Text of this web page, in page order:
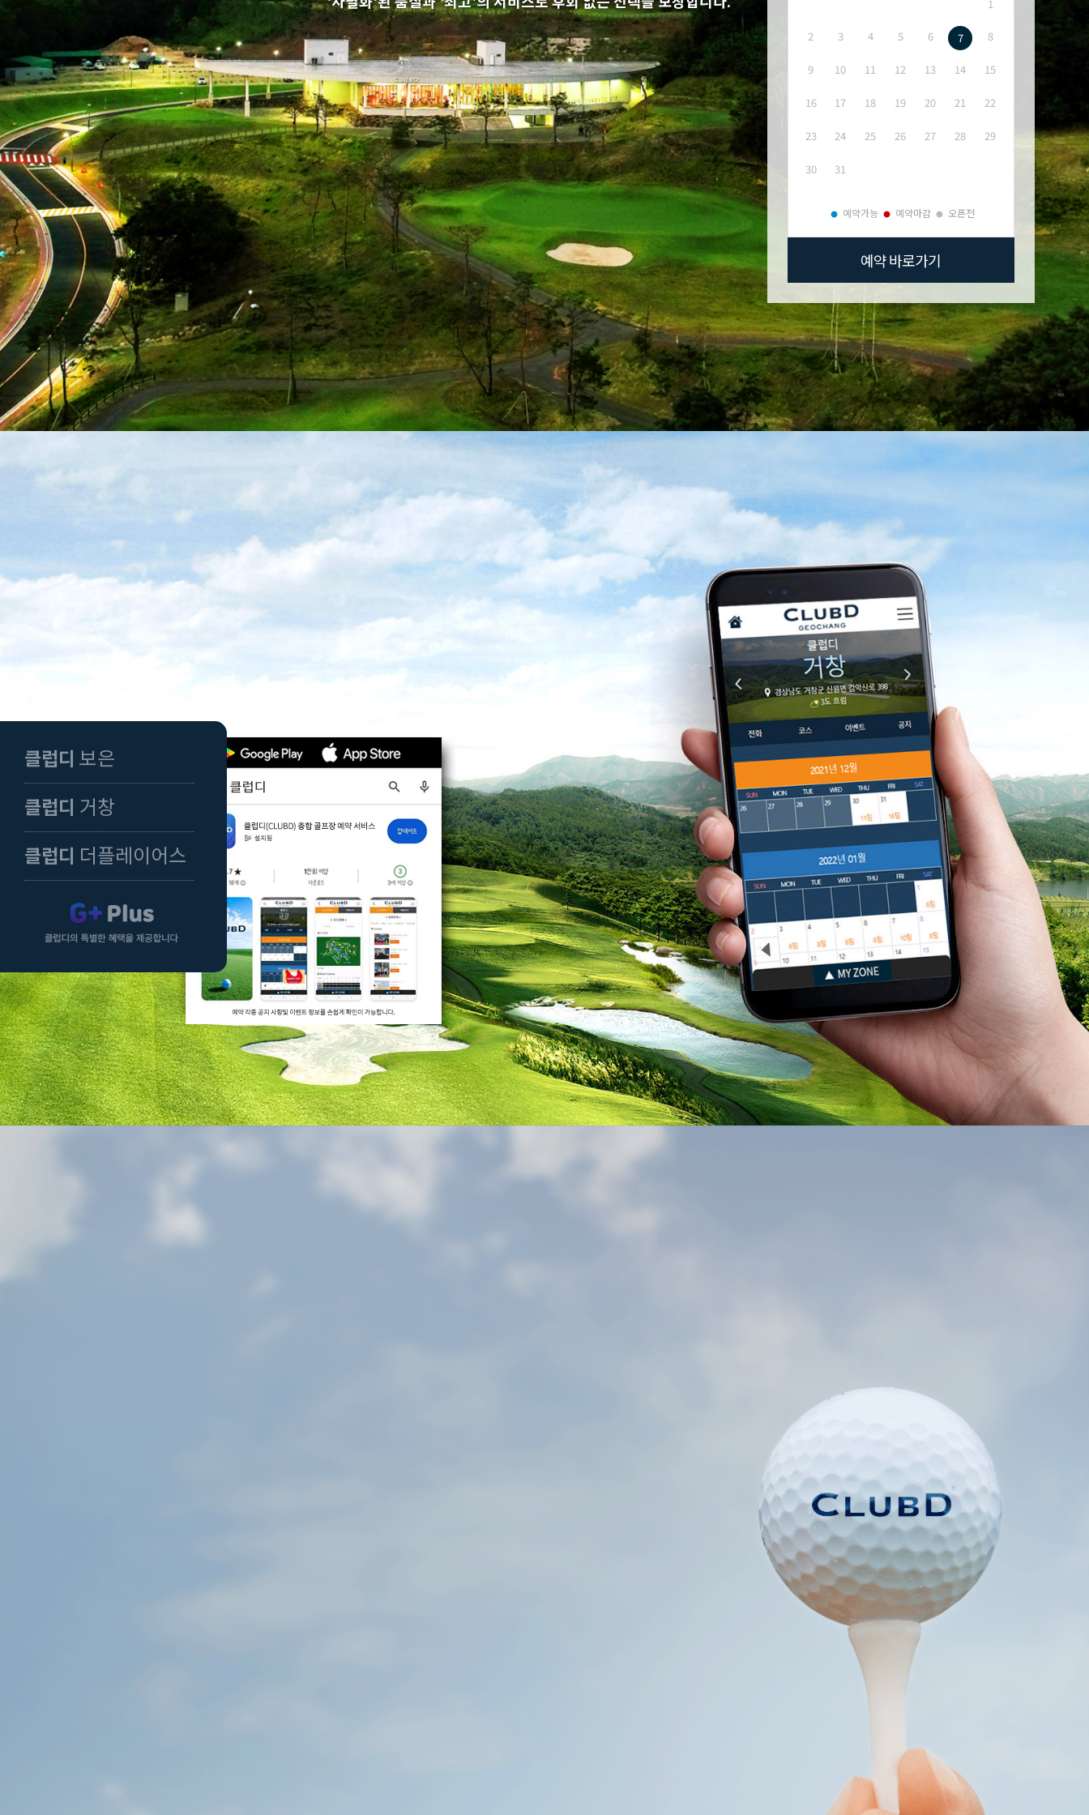
1
2 3 4 5 6 7 8
9 10 11 12 13 14 15
16 17 18 19 20 21 22
23 24 25 26 27 28 29
30 31
예약가능 예약마감 오픈전
예약 바로가기
클럽디 보은
클럽디 거창
클럽디 더플레이어스